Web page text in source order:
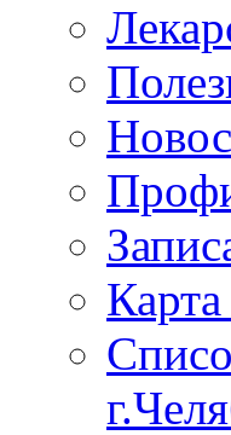
Карта